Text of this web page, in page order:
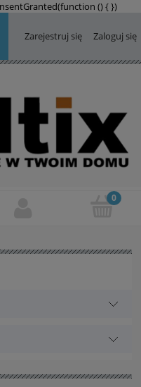
() {})
Zarejestruj się Zaloguj się